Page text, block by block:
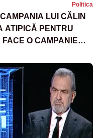
Politica
LUI CĂLIN
ATIPICĂ PENTRU
O CAMPANIE